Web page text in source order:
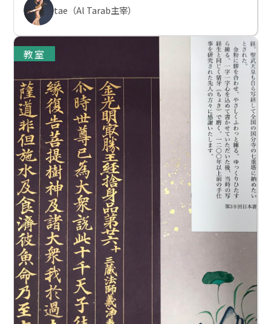
tae（Al Tarab主宰）
教室